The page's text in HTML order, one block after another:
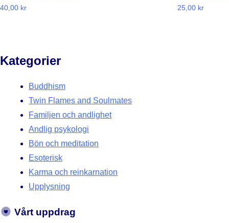
40,00 kr 25,00 kr
Kategorier
Buddhism
Twin Flames and Soulmates
Familjen och andlighet
Andlig psykologi
Bön och meditation
Esoterisk
Karma och reinkarnation
Upplysning
Vårt uppdrag